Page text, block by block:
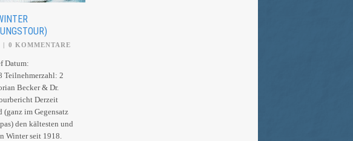
| 0 KOMMENTARE
Datum:
Teilnehmerzahl: 2
Becker & Dr.
Derzeit
(ganz im Gegensatz
den kältesten und
Winter seit 1918.